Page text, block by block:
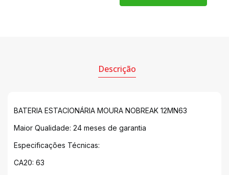
Descrição
BATERIA ESTACIONÁRIA MOURA NOBREAK 12MN63
Maior Qualidade: 24 meses de garantia
Especificações Técnicas:
CA20: 63